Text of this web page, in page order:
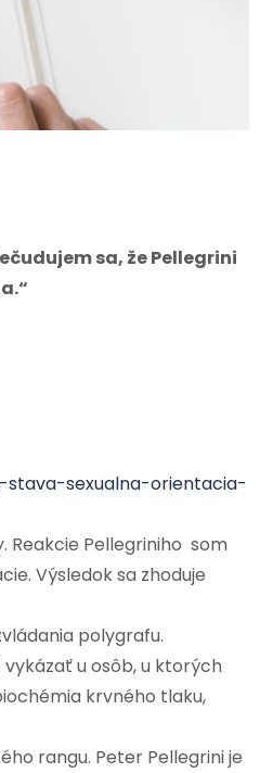
sa, že Pellegrini
sexualna-orientacia-
Reakcie Pellegriniho som
Výsledok sa zhoduje
polygrafu.
u osôb, u ktorých
krvného tlaku,
rangu. Peter Pellegrini je